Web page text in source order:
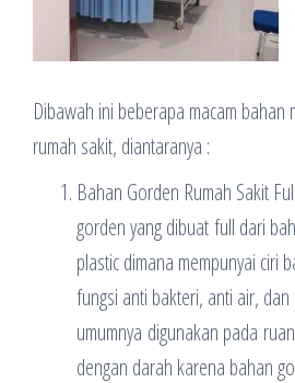
Dibawah ini beberapa macam bahan
rumah sakit, diantaranya :
Bahan Gorden Rumah Sakit
gorden yang dibuat full dari
plastic dimana mempunyai ciri
fungsi anti bakteri, anti air,
umumnya digunakan pada
dengan darah karena bahan